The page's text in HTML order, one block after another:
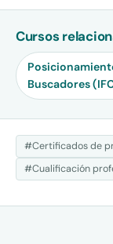
Cursos
Buscadores
#Certificados de
#Cualificación